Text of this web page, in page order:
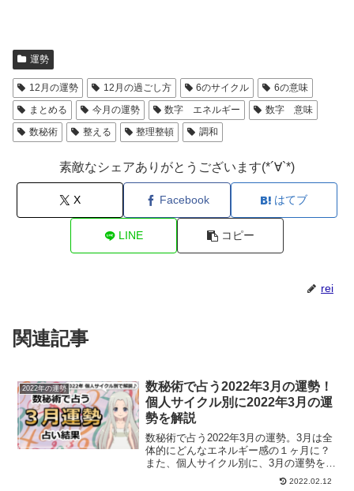
運勢
12月の運勢 12月の過ごし方 6のサイクル
6の意味
まとめる
今月の運勢 数字 エネルギー
数字 意味
数秘術
整える 整理整頓 調和
素敵なシェアありがとうございます(*´∀`*)
X Facebook はてブ
LINE コピー
rei
関連記事
2022年の運勢
数秘術で占う2022年3月の運勢！
個人サイクル別に2022年3月の運
勢を解説
数秘術で占う2022年3月の運勢。3月は全
体的にどんなエネルギー感の１ヶ月に？
また、個人サイクル別に、3月の運勢を解
2022.02.12